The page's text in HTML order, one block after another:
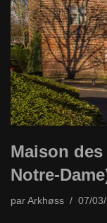
Maison
Notre-
par Arkhøss 07/